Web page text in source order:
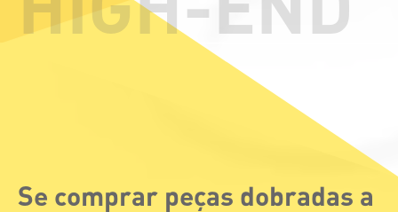
Se comprar peças dobradas a